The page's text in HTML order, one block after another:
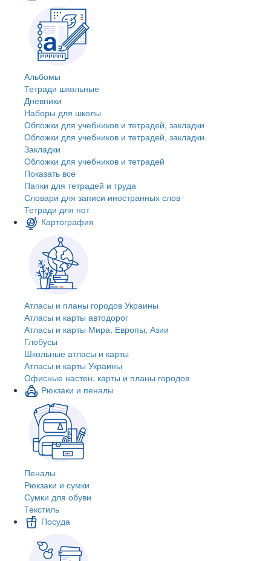
Альбомы
Тетради школьные
Дневники
Наборы для школы
Обложки для учебников и тетрадей, закладки
Обложки для учебников и тетрадей, закладки
Закладки
Обложки для учебников и тетрадей
Показать все
Папки для тетрадей и труда
Словари для записи иностранных слов
Тетради для нот
Картография
Атласы и планы городов Украины
Атласы и карты автодорог
Атласы и карты Мира, Европы, Азии
Глобусы
Школьные атласы и карты
Атласы и карты Украины
Офисные настен. карты и планы городов
Рюкзаки и пеналы
Пеналы
Рюкзаки и сумки
Сумки для обуви
Текстиль
Посуда